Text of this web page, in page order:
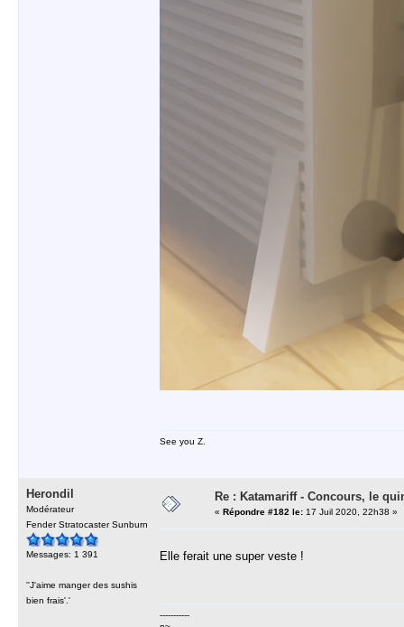
See you Z.
Herondil
Modérateur
Fender Stratocaster Sunburn
Messages: 1 391
''J'aime manger des sushis
bien frais'.'
Re : Katamariff - Concours, le
« Répondre #182 le: 17 Juil 2020, 22h38 »
Elle ferait une super veste !
-----------